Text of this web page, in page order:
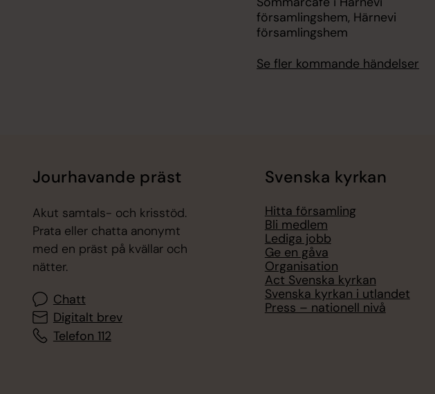
församlingshem, Härnevi
församlingshem
Se fler kommande händelser
Jourhavande präst
Akut samtals- och krisstöd.
Prata eller chatta anonymt
med en präst på kvällar och
nätter.
Chatt
Digitalt brev
Telefon 112
Svenska kyrkan
Hitta församling
Bli medlem
Lediga jobb
Ge en gåva
Organisation
Act Svenska kyrkan
Svenska kyrkan i utlandet
Press – nationell nivå